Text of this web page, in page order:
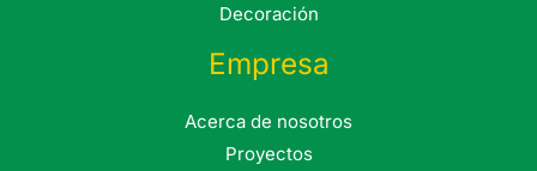
Decoración
Empresa
Acerca de nosotros
Proyectos